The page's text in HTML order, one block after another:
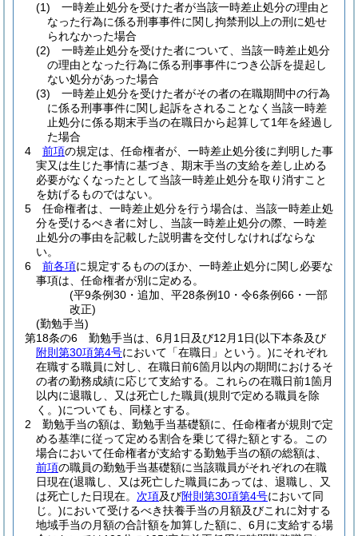
(1)
一時差止処分を受けた者が当該一時差止処分の理由と
なった行為に係る刑事事件に関し拘禁刑以上の刑に処せ
られなかった場合
(2)
一時差止処分を受けた者について、当該一時差止処分
の理由となった行為に係る刑事事件につき公訴を提起し
ない処分があった場合
(3)
一時差止処分を受けた者がその者の在職期間中の行為
に係る刑事事件に関し起訴をされることなく当該一時差
止処分に係る期末手当の在職日から起算して1年を経過し
た場合
4
前項の規定は、任命権者が、一時差止処分後に判明した事
実又は生じた事情に基づき、期末手当の支給を差し止める
必要がなくなったとして当該一時差止処分を取り消すこと
を妨げるものではない。
5
任命権者は、一時差止処分を行う場合は、当該一時差止処
分を受けるべき者に対し、当該一時差止処分の際、一時差
止処分の事由を記載した説明書を交付しなければならな
い。
6
前各項に規定するもののほか、一時差止処分に関し必要な
事項は、任命権者が別に定める。
(平9条例30・追加、平28条例10・令6条例66・一部
改正)
(勤勉手当)
第18条の6
勤勉手当は、6月1日及び12月1日(以下本条及び
附則第30項第4号において「在職日」という。)にそれぞれ
在職する職員に対し、在職日前6箇月以内の期間におけるそ
の者の勤務成績に応じて支給する。
これらの在職日前1箇月
以内に退職し、又は死亡した職員(規則で定める職員を除
く。)についても、同様とする。
2
勤勉手当の額は、勤勉手当基礎額に、任命権者が規則で定
める基準に従って定める割合を乗じて得た額とする。
この
場合において任命権者が支給する勤勉手当の額の総額は、
前項の職員の勤勉手当基礎額に当該職員がそれぞれの在職
日現在(退職し、又は死亡した職員にあっては、退職し、又
は死亡した日現在。 次項及び附則第30項第4号において同
じ。)において受けるべき扶養手当の月額及びこれに対する
地域手当の月額の合計額を加算した額に、6月に支給する場